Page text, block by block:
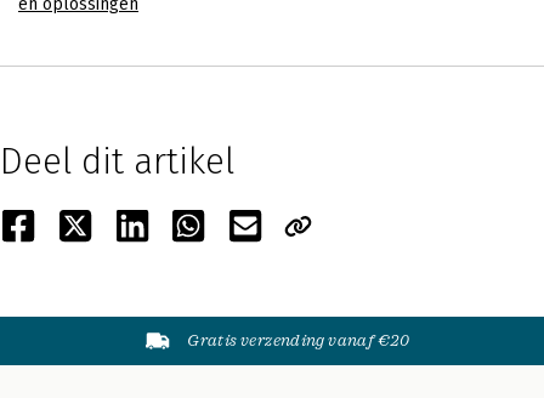
en oplossingen
Deel dit artikel
Gratis verzending vanaf €20